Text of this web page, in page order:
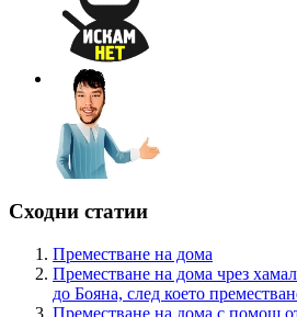
Сходни статии
Преместване на дома
Преместване на дома чрез
до Бояна, след което
Преместване на дома с помощ